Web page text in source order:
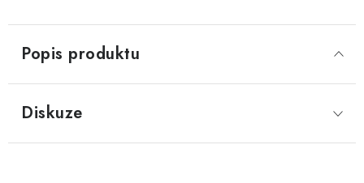
Popis produktu
Diskuze